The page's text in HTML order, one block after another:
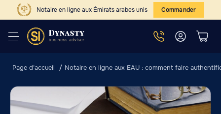
Notaire en ligne aux Émirats arabes unis Commander
Page d’accueil Notaire en ligne aux EAU : comment faire